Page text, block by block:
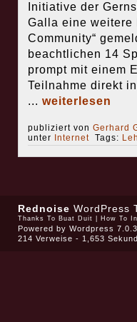
Initiative der
Galla eine weitere
Community“
beachtlichen 14
prompt mit einem
Teilnahme direkt
... weiterlesen
publiziert von Gerhard
unter
InternetTags:
Rednoise WordPress
Thanks To Buat Duit How To
Powered by Wordpress 7.0.3
214 Verweise - 1,653